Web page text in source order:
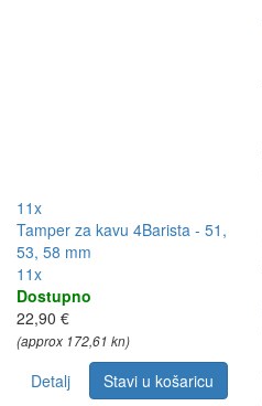
11x
Tamper za kavu 4Barista - 51,
53, 58 mm
11x
Dostupno
22,90 €
(approx 172,61 kn)
Detalj Stavi u košaricu